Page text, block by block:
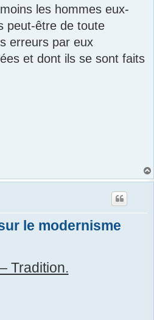
les hommes eux-
peut-être de toute
erreurs par eux
et dont ils se sont faits
le modernisme
Tradition.